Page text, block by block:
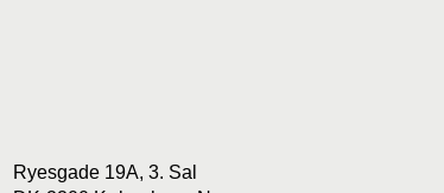
Ryesgade 19A, 3. Sal